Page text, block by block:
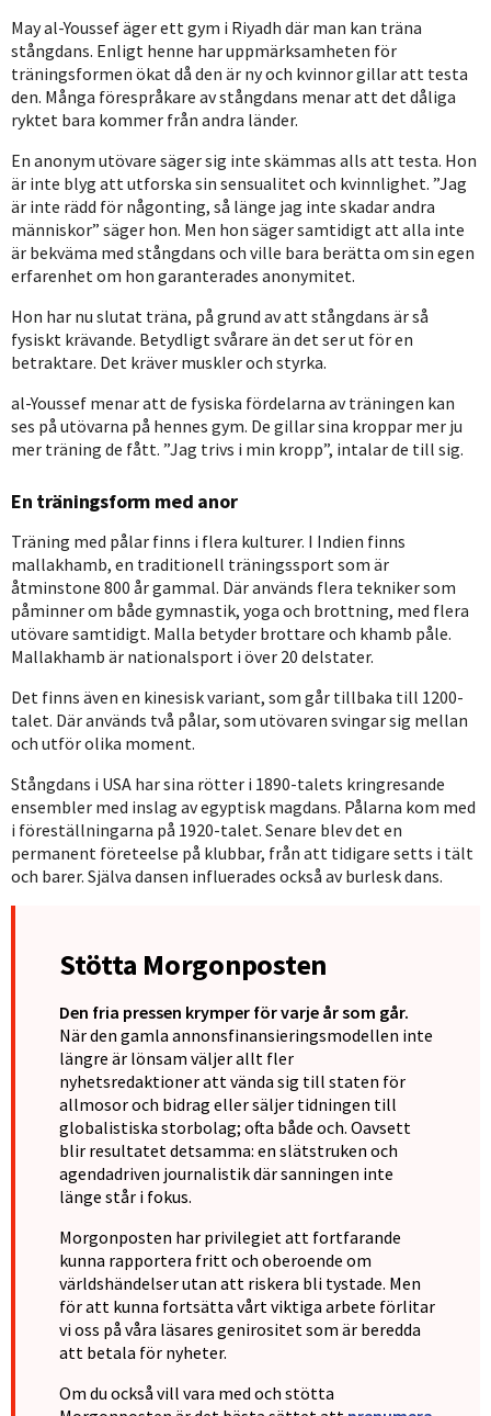
May al-Youssef äger ett gym i Riyadh där man kan träna
stångdans. Enligt henne har uppmärksamheten för
träningsformen ökat då den är ny och kvinnor gillar att testa
den. Många förespråkare av stångdans menar att det dåliga
ryktet bara kommer från andra länder.
En anonym utövare säger sig inte skämmas alls att testa. Hon
är inte blyg att utforska sin sensualitet och kvinnlighet. ”Jag
är inte rädd för någonting, så länge jag inte skadar andra
människor” säger hon. Men hon säger samtidigt att alla inte
är bekväma med stångdans och ville bara berätta om sin egen
erfarenhet om hon garanterades anonymitet.
Hon har nu slutat träna, på grund av att stångdans är så
fysiskt krävande. Betydligt svårare än det ser ut för en
betraktare. Det kräver muskler och styrka.
al-Youssef menar att de fysiska fördelarna av träningen kan
ses på utövarna på hennes gym. De gillar sina kroppar mer ju
mer träning de fått. ”Jag trivs i min kropp”, intalar de till sig.
En träningsform med anor
Träning med pålar finns i flera kulturer. I Indien finns
mallakhamb, en traditionell träningssport som är
åtminstone 800 år gammal. Där används flera tekniker som
påminner om både gymnastik, yoga och brottning, med flera
utövare samtidigt. Malla betyder brottare och khamb påle.
Mallakhamb är nationalsport i över 20 delstater.
Det finns även en kinesisk variant, som går tillbaka till 1200-
talet. Där används två pålar, som utövaren svingar sig mellan
och utför olika moment.
Stångdans i USA har sina rötter i 1890-talets kringresande
ensembler med inslag av egyptisk magdans. Pålarna kom med
i föreställningarna på 1920-talet. Senare blev det en
permanent företeelse på klubbar, från att tidigare setts i tält
och barer. Själva dansen influerades också av burlesk dans.
Stötta Morgonposten
Den fria pressen krymper för varje år som går.
När den gamla annonsfinansieringsmodellen inte
längre är lönsam väljer allt fler
nyhetsredaktioner att vända sig till staten för
allmosor och bidrag eller säljer tidningen till
globalistiska storbolag; ofta både och. Oavsett
blir resultatet detsamma: en slätstruken och
agendadriven journalistik där sanningen inte
länge står i fokus.
Morgonposten har privilegiet att fortfarande
kunna rapportera fritt och oberoende om
världshändelser utan att riskera bli tystade. Men
för att kunna fortsätta vårt viktiga arbete förlitar
vi oss på våra läsares genirositet som är beredda
att betala för nyheter.
Om du också vill vara med och stötta